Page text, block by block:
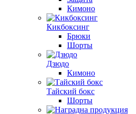
Кимоно
Кикбоксинг
Брюки
Шорты
Дзюдо
Кимоно
Тайский бокс
Шорты